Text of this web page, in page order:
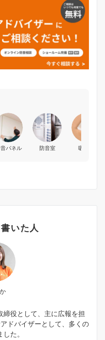
音パネル 防音室 吸音材
いた人
役として、主に広報を担
ドバイザーとして、多くの
た。